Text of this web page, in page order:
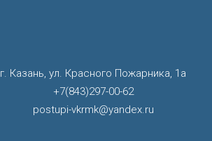
г. Казань, ул. Красного Пожарника, 1а
+7(843)297-00-62
postupi-vkrmk@yandex.ru